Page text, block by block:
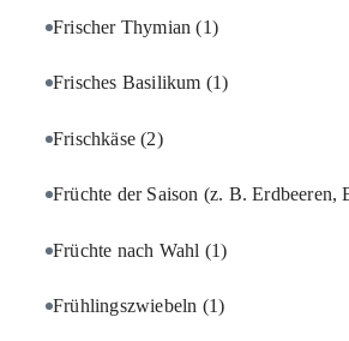
Frischer Thymian(1)
Frisches Basilikum (1)
Frischkäse(2)
Früchte der Saison (z. B. Erdbeeren,
Früchte nach Wahl (1)
Frühlingszwiebeln (1)